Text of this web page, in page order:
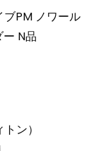
PM ノワール
N品
ン）